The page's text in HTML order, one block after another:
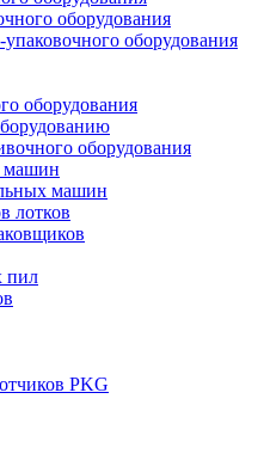
оборудования
оборудования
оборудования
оборудования
машин
машин
лотков
пил
PKG